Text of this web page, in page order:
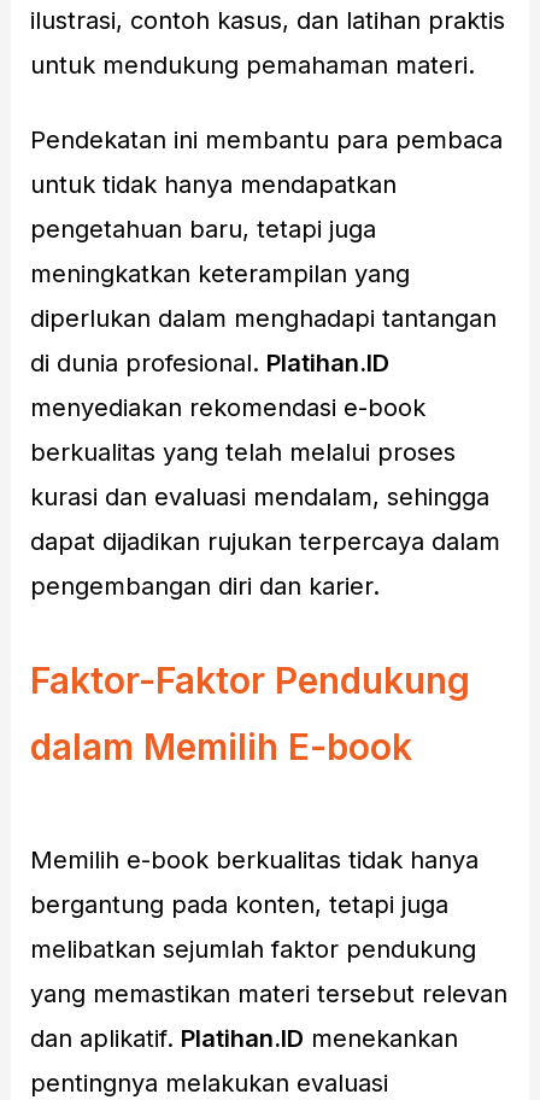
ilustrasi, contoh kasus, dan latihan praktis
untuk mendukung pemahaman materi.
Pendekatan ini membantu para pembaca
untuk tidak hanya mendapatkan
pengetahuan baru, tetapi juga
meningkatkan keterampilan yang
diperlukan dalam menghadapi tantangan
di dunia profesional. Platihan.ID
menyediakan rekomendasi e-book
berkualitas yang telah melalui proses
kurasi dan evaluasi mendalam, sehingga
dapat dijadikan rujukan terpercaya dalam
pengembangan diri dan karier.
Faktor-Faktor Pendukung
dalam Memilih E-book
Memilih e-book berkualitas tidak hanya
bergantung pada konten, tetapi juga
melibatkan sejumlah faktor pendukung
yang memastikan materi tersebut relevan
dan aplikatif. Platihan.ID menekankan
pentingnya melakukan evaluasi